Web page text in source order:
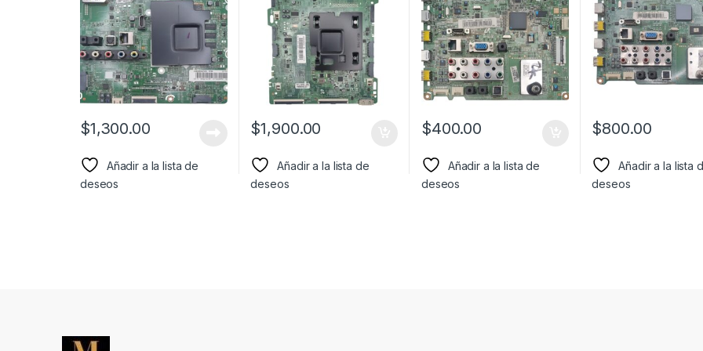
$1,300.00
Añadir a la lista de
deseos
$1,900.00
Añadir a la lista de
deseos
$400.00
Añadir a la lista de
deseos
$800.00
Añadir a la lista
deseos